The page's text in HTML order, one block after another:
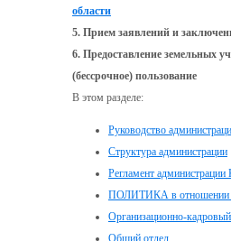
области
5. Прием заявлений и
6. Предоставление земельных
(бессрочное) пользование
В этом разделе:
Руководство
Структура администрации
Регламент администрации
ПОЛИТИКА в отношении
Организационно-
Общий отдел